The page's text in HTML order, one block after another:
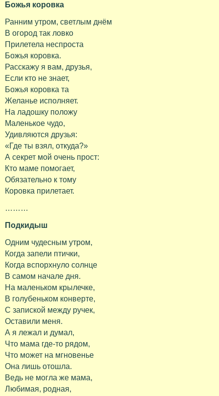
Божья коровка
Ранним утром, светлым днём
В огород так ловко
Прилетела неспроста
Божья коровка.
Расскажу я вам, друзья,
Если кто не знает,
Божья коровка та
Желанье исполняет.
На ладошку положу
Маленькое чудо,
Удивляются друзья:
«Где ты взял, откуда?»
А секрет мой очень прост:
Кто маме помогает,
Обязательно к тому
Коровка прилетает.
………
Подкидыш
Одним чудесным утром,
Когда запели птички,
Когда вспорхнуло солнце
В самом начале дня.
На маленьком крылечке,
В голубеньком конверте,
С запиской между ручек,
Оставили меня.
А я лежал и думал,
Что мама где-то рядом,
Что может на мгновенье
Она лишь отошла.
Ведь не могла же мама,
Любимая, родная,